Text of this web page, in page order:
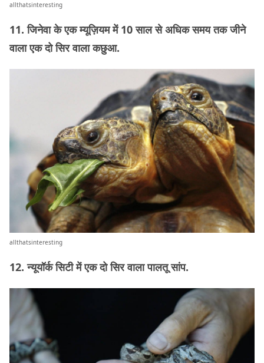
allthatsinteresting
11. जिनेवा के एक म्यूज़ियम में 10 साल से अधिक समय तक जीने
वाला एक दो सिर वाला कछुआ.
allthatsinteresting
12. न्यूयॉर्क सिटी में एक दो सिर वाला पालतू सांप.